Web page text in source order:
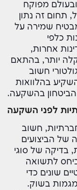
מפוקח
תחום זה נתון
שמירה על
כלפי
אחרות,
יותר, בהתאם
חשוב
בהלוואות
לפני השקעה
חשוב
של הביצועים
בדיקה של סוגי
לתשואה
שונים כדי
בשוק.